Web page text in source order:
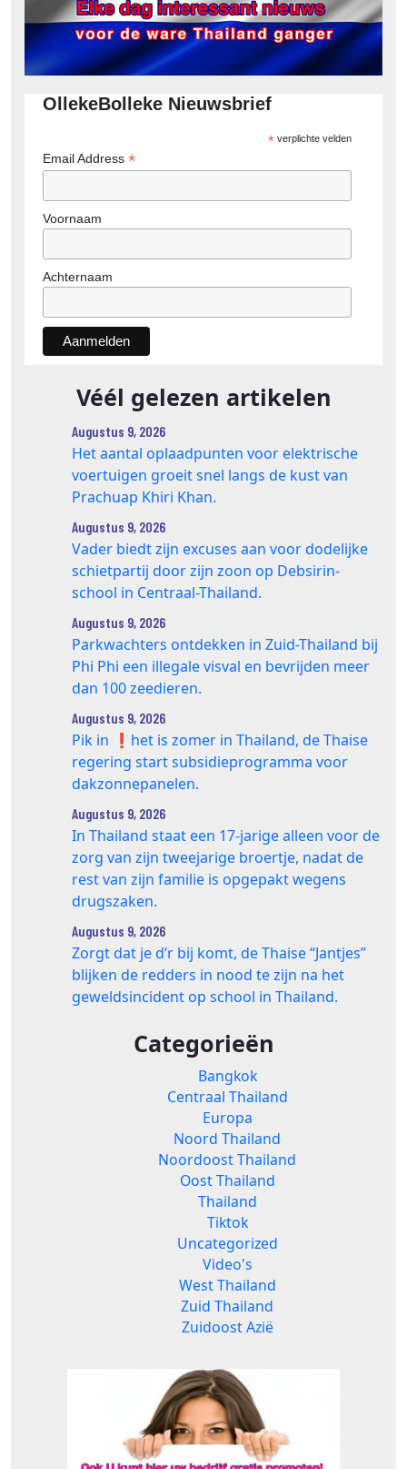
OllekeBolleke Nieuwsbrief
*verplichte velden
Email Address *
Voornaam
Achternaam
Véél gelezen artikelen
Augustus 9, 2026
Het aantal oplaadpunten voor elektrische
voertuigen groeit snel langs de kust van
Prachuap Khiri Khan.
Augustus 9, 2026
Vader biedt zijn excuses aan voor dodelijke
schietpartij door zijn zoon op Debsirin-
school in Centraal-Thailand.
Augustus 9, 2026
Parkwachters ontdekken in Zuid-Thailand bij
Phi Phi een illegale visval en bevrijden meer
dan 100 zeedieren.
Augustus 9, 2026
Pik in ❗️het is zomer in Thailand, de Thaise
regering start subsidieprogramma voor
dakzonnepanelen.
Augustus 9, 2026
In Thailand staat een 17‑jarige alleen voor de
zorg van zijn tweejarige broertje, nadat de
rest van zijn familie is opgepakt wegens
drugszaken.
Augustus 9, 2026
Zorgt dat je d’r bij komt, de Thaise “Jantjes”
blijken de redders in nood te zijn na het
geweldsincident op school in Thailand.
Categorieën
Bangkok
Centraal Thailand
Europa
Noord Thailand
Noordoost Thailand
Oost Thailand
Thailand
Tiktok
Uncategorized
Video's
West Thailand
Zuid Thailand
Zuidoost Azië